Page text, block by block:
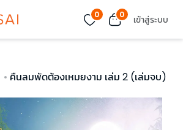
0 0 เข้าสู่ระบบ
คืนลมพัดต้องเหมยงาม เล่ม 2 (เล่มจบ)